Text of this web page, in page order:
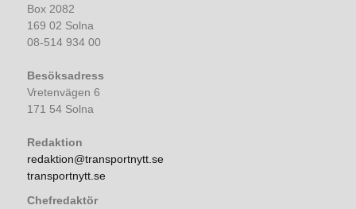
Box 2082
169 02 Solna
08-514 934 00
Besöksadress
Vretenvägen 6
171 54 Solna
Redaktion
redaktion@transportnytt.se
transportnytt.se
Chefredaktör